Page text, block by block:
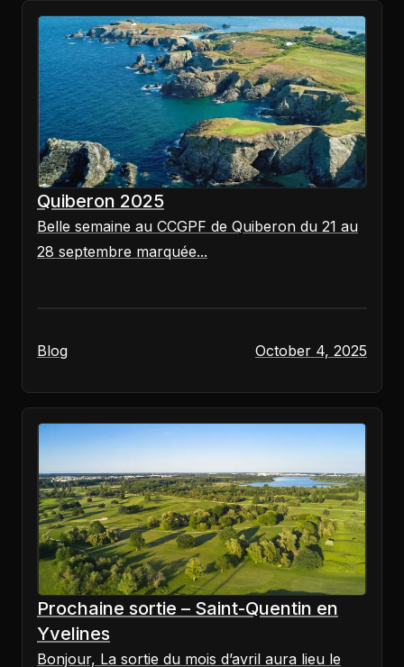
Quiberon 2025
Belle semaine au CCGPF de Quiberon du 21 au
28 septembre marquée...
Blog October 4, 2025
Prochaine sortie – Saint-Quentin en
Yvelines
Bonjour, La sortie du mois d’avril aura lieu le